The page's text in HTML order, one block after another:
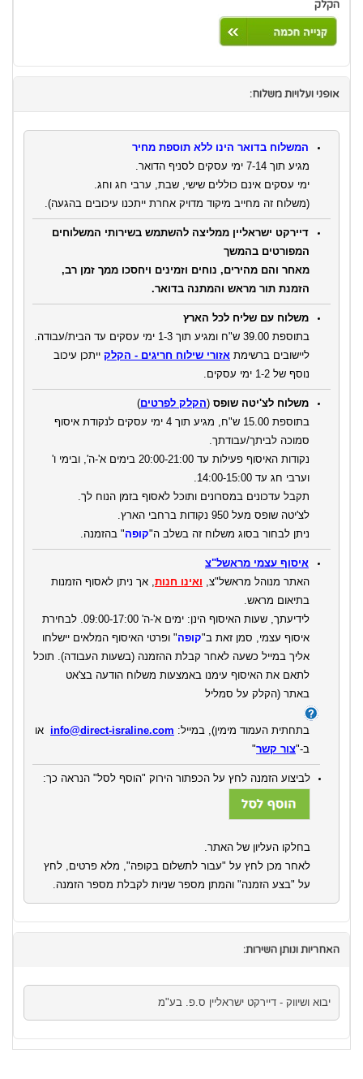
הקלק
אופני ועלויות משלוח:
המשלוח בדואר הינו ללא תוספת מחיר
מגיע תוך 7-14 ימי עסקים לסניף הדואר.
ימי עסקים אינם כוללים שישי, שבת, ערבי חג וחג.
(משלוח זה מחייב מיקוד מדויק אחרת ייתכנו עיכובים בהגעה).
דיירקט ישראליין ממליצה להשתמש בשירותי המשלוחים
המפורטים בהמשך
מאחר והם מהירים, נוחים וזמינים ויחסכו ממך זמן רב,
הזמנת תור מראש והמתנה בדואר.
משלוח עם שליח לכל הארץ
בתוספת 39.00 ש"ח ומגיע תוך 1-3 ימי עסקים עד הבית/עבודה.
ליישובים ברשימת אזורי שילוח חריגים - הקלק ייתכן עיכוב
נוסף של 1-2 ימי עסקים.
משלוח לצ'יטה שופס (הקלק לפרטים)
בתוספת 15.00 ש"ח, מגיע תוך 4 ימי עסקים לנקודת איסוף
סמוכה לביתך/עבודתך.
נקודות האיסוף פעילות עד 20:00-21:00 בימים א'-ה', ובימי ו'
וערבי חג עד 14:00-15:00.
תקבל עדכונים במסרונים ותוכל לאסוף בזמן הנוח לך.
לצ'יטה שופס מעל 950 נקודות ברחבי הארץ.
ניתן לבחור בסוג משלוח זה בשלב ה"קופה" בהזמנה.
איסוף עצמי מראשל"צ
האתר מנוהל מראשל"צ, ואינו חנות , אך ניתן לאסוף הזמנות
בתיאום מראש.
לידיעתך, שעות האיסוף הינן: ימים א'-ה' 09:00-17:00. לבחירת
איסוף עצמי, סמן זאת ב"קופה" ופרטי האיסוף המלאים יישלחו
אליך במייל כשעה לאחר קבלת ההזמנה (בשעות העבודה). תוכל
לתאם את האיסוף עימנו באמצעות משלוח הודעה בצ'אט
באתר (הקלק על סמליל
בתחתית העמוד מימין), במייל: info@direct-israline.com או
ב-"צור קשר"
לביצוע הזמנה לחץ על הכפתור הירוק "הוסף לסל" הנראה כך:
בחלקו העליון של האתר.
לאחר מכן לחץ על "עבור לתשלום בקופה", מלא פרטים, לחץ
על "בצע הזמנה" והמתן מספר שניות לקבלת מספר הזמנה.
האחריות ונותן השירות:
יבוא ושיווק - דיירקט ישראליין ס.פ. בע"מ